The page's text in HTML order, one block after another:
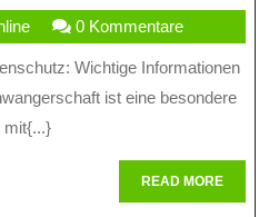
Tipps
Werdende
Mütter
ilk-
online
0 Kommentare
ist eine besondere
mit{...}
READ MOREREAD
MORE